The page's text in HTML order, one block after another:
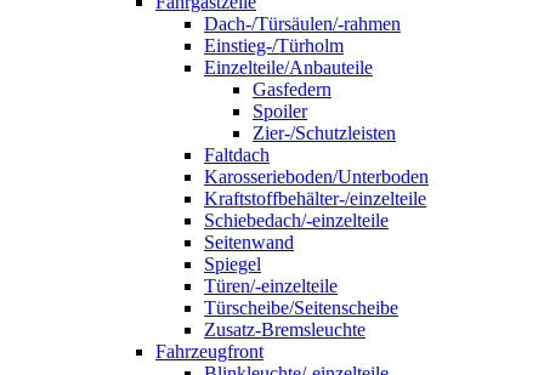
Dach-/Türsäulen/-rahmen
Einstieg-/Türholm
Einzelteile/Anbauteile
Gasfedern
Spoiler
Zier-/Schutzleisten
Faltdach
Karosserieboden/Unterboden
Kraftstoffbehälter-/einzelteile
Schiebedach/-einzelteile
Seitenwand
Spiegel
Türen/-einzelteile
Türscheibe/Seitenscheibe
Zusatz-Bremsleuchte
Fahrzeugfront